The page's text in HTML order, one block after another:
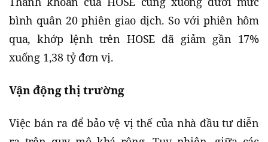
bình quân 20 phiên giao dịch. So với phiên hôm
qua, khớp lệnh trên HOSE đã giảm gần 17%
xuống 1,38 tỷ đơn vị.
Vận động thị trường
Việc bán ra để bảo vệ vị thế của nhà đầu tư diễn